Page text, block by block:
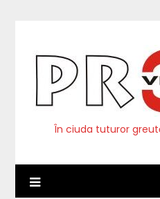
În ciuda tuturor